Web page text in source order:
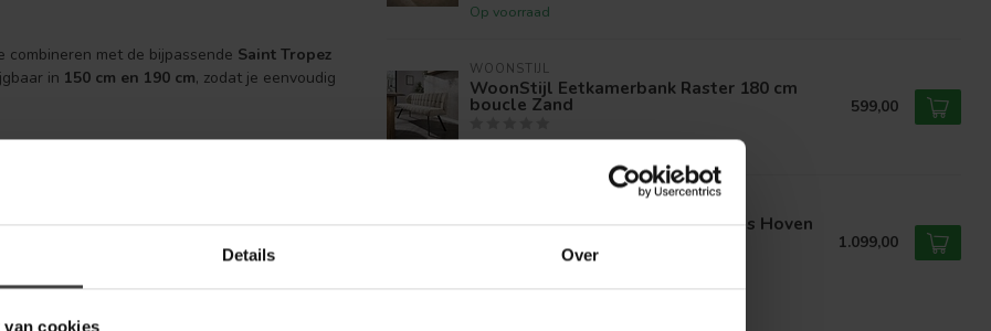
Details Over
van cookies
met de bijpassende Saint Tropez
in 150 cm en 190 cm, zodat je eenvoudig
Op voorraad
WOONSTIJL
WoonStijl Eetkamerbank Raster 180 cm
boucle Zand 599,00
WoonStijl Hoekbank Raster rechts Hoven
1.099,00